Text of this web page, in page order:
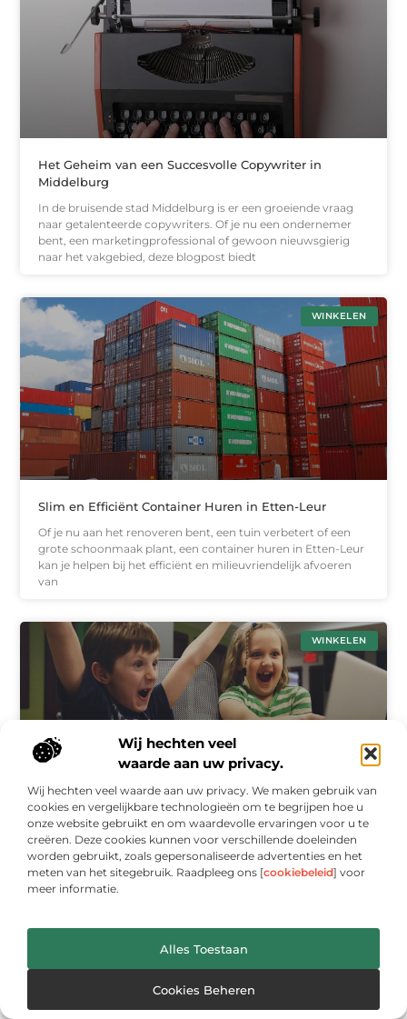
Wij hechten veel
waarde aan uw privacy.
Wij hechten veel waarde aan uw privacy. We maken gebruik van
cookies en vergelijkbare technologieën om te begrijpen hoe u
onze website gebruikt en om waardevolle ervaringen voor u te
creëren. Deze cookies kunnen voor verschillende doeleinden
worden gebruikt, zoals gepersonaliseerde advertenties en het
meten van het sitegebruik. Raadpleeg ons [cookiebeleid] voor
meer informatie.
Alles Toestaan
Cookies Beheren
Het Geheim van een Succesvolle Copywriter in
Middelburg
In de bruisende stad Middelburg is er een groeiende vraag
naar getalenteerde copywriters. Of je nu een ondernemer
bent, een marketingprofessional of gewoon nieuwsgierig
naar het vakgebied, deze blogpost biedt
WINKELEN
Slim en Efficiënt Container Huren in Etten-Leur
Of je nu aan het renoveren bent, een tuin verbetert of een
grote schoonmaak plant, een container huren in Etten-Leur
kan je helpen bij het efficiënt en milieuvriendelijk afvoeren
van
WINKELEN
Ontdek de Computerwinkel in Berkel en Rodenrijs
die aan al uw Technologische Behoeften Voldoet
Met de groeiende gemeenschap van tech-
enthousiastelingen en kleine ondernemers in Berkel en